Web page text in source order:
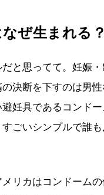
ぜ生まれる？
と思ってて。妊娠
決断を下すのは男
妊具であるコンド
ごいシンプルで誰
リカはコンドームの